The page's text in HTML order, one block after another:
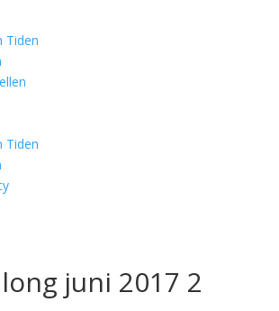
Tiden
Tiden
juni 2017 2